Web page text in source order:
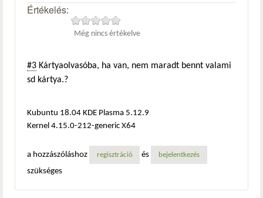
Értékelés:
Még nincs értékelve
#3 Kártyaolvasóba, ha van, nem maradt bennt valami
sd kártya.?
Kubuntu 18.04 KDE Plasma 5.12.9
Kernel 4.15.0-212-generic X64
a hozzászóláshoz regisztráció és bejelentkezés
szükséges